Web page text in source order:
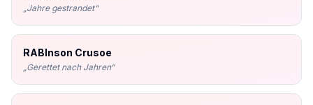
„Jahre gestrandet“
RABInson Crusoe
„Gerettet nach Jahren“